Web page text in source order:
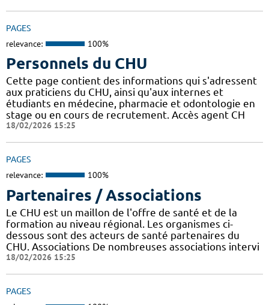
PAGES
relevance: 100%
Personnels du CHU
Cette page contient des informations qui s'adressent
aux praticiens du CHU, ainsi qu'aux internes et
étudiants en médecine, pharmacie et odontologie en
stage ou en cours de recrutement. Accès agent CH
18/02/2026 15:25
PAGES
relevance: 100%
Partenaires / Associations
Le CHU est un maillon de l'offre de santé et de la
formation au niveau régional. Les organismes ci-
dessous sont des acteurs de santé partenaires du
CHU. Associations De nombreuses associations intervi
18/02/2026 15:25
PAGES